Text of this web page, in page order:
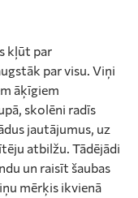
kļūt par
par visu. Viņi
āķīgiem
skolēni radīs
jautājumus, uz
atbilžu. Tādējādi
un raisīt šaubas
mērķis ikvienā